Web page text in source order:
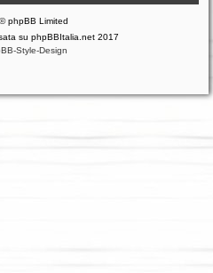
phpBB Limited
su phpBBItalia.net 2017
Style-Design